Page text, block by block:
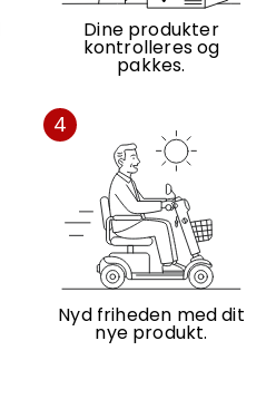
Dine produkter
kontrolleres og
pakkes.
4
Nyd friheden med dit
nye produkt.